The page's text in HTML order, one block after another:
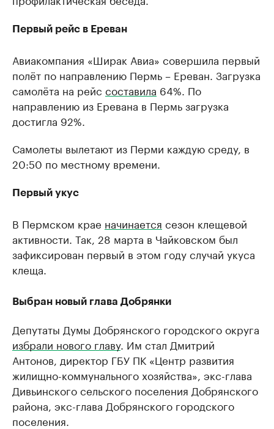
Первый рейс в Ереван
Авиакомпания «Ширак Авиа» совершила первый
полёт по направлению Пермь – Ереван. Загрузка
самолёта на рейс составила 64%. По
направлению из Еревана в Пермь загрузка
достигла 92%.
Самолеты вылетают из Перми каждую среду, в
20:50 по местному времени.
Первый укус
В Пермском крае начинается сезон клещевой
активности. Так, 28 марта в Чайковском был
зафиксирован первый в этом году случай укуса
клеща.
Выбран новый глава Добрянки
Депутаты Думы Добрянского городского округа
избрали нового главу. Им стал Дмитрий
Антонов, директор ГБУ ПК «Центр развития
жилищно-коммунального хозяйства», экс-глава
Дивьинского сельского поселения Добрянского
района, экс-глава Добрянского городского
поселения.